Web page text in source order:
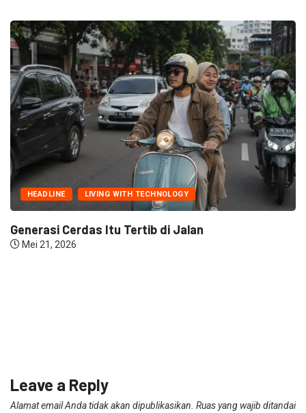
HEADLINE LIVING WITH TECHNOLOGY
Generasi Cerdas Itu Tertib di Jalan
Mei 21, 2026
Leave a Reply
Alamat email Anda tidak akan dipublikasikan. Ruas yang wajib ditandai